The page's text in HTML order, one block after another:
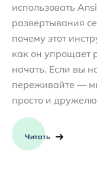
использовать
развертывания
почему этот
как он упрощает
начать. Если вы
переживайте —
просто и
Читать